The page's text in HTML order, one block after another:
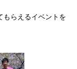
もらえるイベントを